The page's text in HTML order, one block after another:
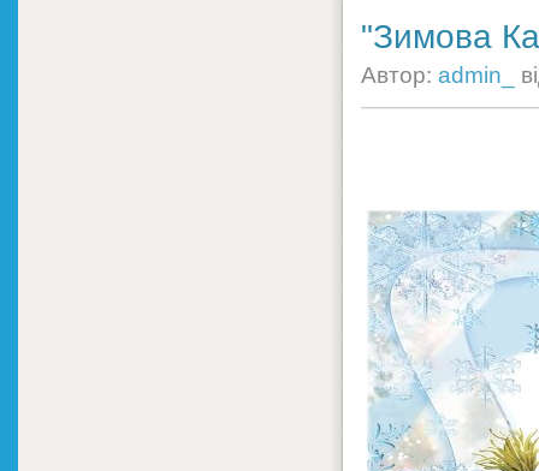
"Зимова
Автор: admin_